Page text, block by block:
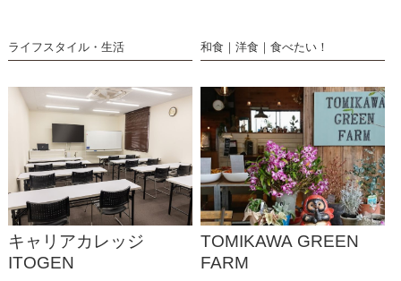
ライフスタイル・生活 和食 洋食 食べたい！
キャリアカレッジ
ITOGEN
TOMIKAWA GREEN
FARM